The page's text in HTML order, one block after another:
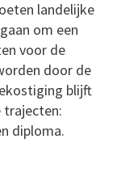
landelijke
om een
voor de
door de
blijft
trajecten:
diploma.